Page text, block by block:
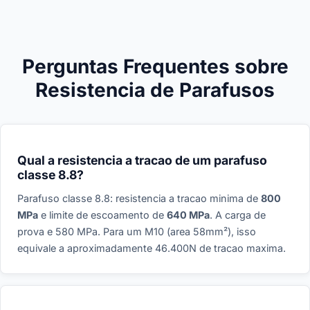
Perguntas Frequentes sobre
Resistencia de Parafusos
Qual a resistencia a tracao de um parafuso
classe 8.8?
Parafuso classe 8.8: resistencia a tracao minima de 800
MPa e limite de escoamento de 640 MPa. A carga de
prova e 580 MPa. Para um M10 (area 58mm²), isso
equivale a aproximadamente 46.400N de tracao maxima.